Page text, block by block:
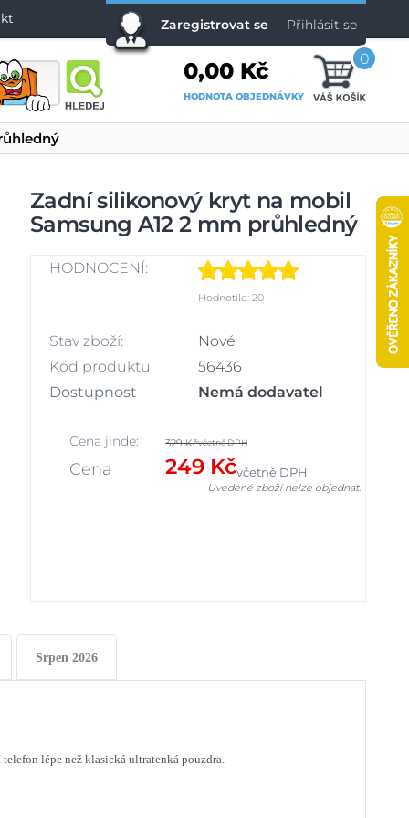
Zaregistrovat se Přihlásit se
0,00 Kč
HODNOTA OBJEDNÁVKY
0
Zadní silikonový kryt na mobil
Samsung A12 2 mm průhledný
HODNOCENÍ:
Hodnotilo: 20
Stav zboží:
Nové
Kód produktu
56436
Dostupnost
Nemá dodavatel
Cena jinde: 329 Kčvčetně DPH
Cena 249 Kčvčetně DPH
Uvedené zboží nelze objednat.
Srpen 2026
lépe než klasická ultratenká pouzdra.